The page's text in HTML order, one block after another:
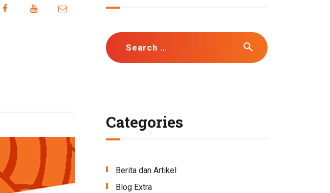
Search
for:
Categories
Berita dan Artikel
Blog Extra